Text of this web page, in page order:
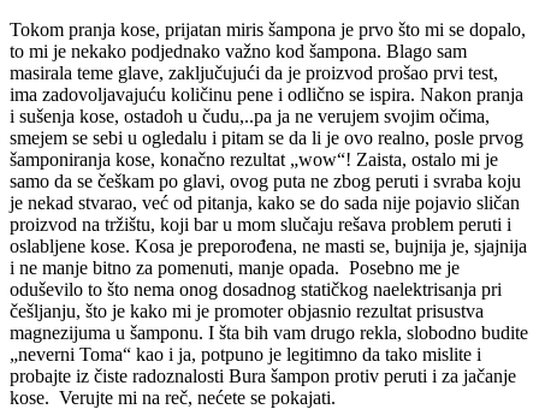
Tokom pranja kose, prijatan miris šampona je prvo što mi se dopalo,
to mi je nekako podjednako važno kod šampona. Blago sam
masirala teme glave, zaključujući da je proizvod prošao prvi test,
ima zadovoljavajuću količinu pene i odlično se ispira. Nakon pranja
i sušenja kose, ostadoh u čudu,..pa ja ne verujem svojim očima,
smejem se sebi u ogledalu i pitam se da li je ovo realno, posle prvog
šamponiranja kose, konačno rezultat „wow“! Zaista, ostalo mi je
samo da se češkam po glavi, ovog puta ne zbog peruti i svraba koju
je nekad stvarao, već od pitanja, kako se do sada nije pojavio sličan
proizvod na tržištu, koji bar u mom slučaju rešava problem peruti i
oslabljene kose. Kosa je preporođena, ne masti se, bujnija je, sjajnija
i ne manje bitno za pomenuti, manje opada. Posebno me je
oduševilo to što nema onog dosadnog statičkog naelektrisanja pri
češljanju, što je kako mi je promoter objasnio rezultat prisustva
magnezijuma u šamponu. I šta bih vam drugo rekla, slobodno budite
„neverni Toma“ kao i ja, potpuno je legitimno da tako mislite i
probajte iz čiste radoznalosti Bura šampon protiv peruti i za jačanje
kose. Verujte mi na reč, nećete se pokajati.